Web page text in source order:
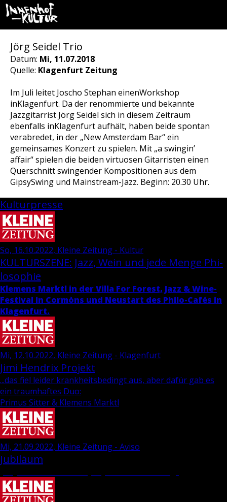
Jörg Seidel Trio
Datum: Mi, 11.07.2018
Quelle: Klagenfurt Zeitung
Im Juli leitet Joscho Stephan einenWorkshop
inKlagenfurt. Da der renommierte und bekannte
Jazzgitarrist Jörg Seidel sich in diesem Zeitraum
ebenfalls inKlagenfurt aufhält, haben beide spontan
verabredet, in der „New Amsterdam Bar“ ein
gemeinsames Konzert zu spielen. Mit „a swingin’
affair“ spielen die beiden virtuosen Gitarristen einen
Querschnitt swingender Kompositionen aus dem
GipsySwing und Mainstream-Jazz. Beginn: 20.30 Uhr.
Kulturpresse
So, 16.10.2022, Kleine Zeitung - Kultur
KUL­TUR­SZE­NE: Jazz, Wein und jede Menge Phi­
lo­so­phie
Kle­mens Marktl in der Villa For Fo­rest, Jazz & Wi­ne-
Fes­ti­val in Cormòns und Neu­start des Phi­lo-Cafés in
Kla­gen­furt.
Mi, 12.10.2022, Kleine Zeitung - Klagenfurt
Jimi Hen­d­rix Pro­jekt
...das fiel leider krankheitsbedingt aus, aber dafür gab es
ein traumhaftes Duo:
Primus Sitter & Klemens Marktl
Mi, 21.09.2022, Kleine Zeitung - Aviso
Jubiläum